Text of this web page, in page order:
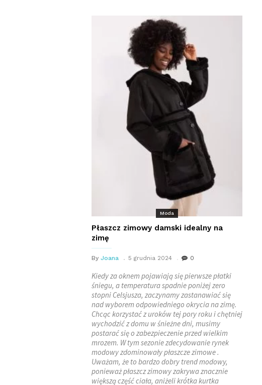
Moda
Płaszcz zimowy damski idealny na
zimę
By Joana 5 grudnia 2024 0
Kiedy za oknem pojawiają się pierwsze płatki
śniegu, a temperatura spadnie poniżej zero
stopni Celsjusza, zaczynamy zastanawiać się
nad wyborem odpowiedniego okrycia na zimę.
Chcąc korzystać z uroków tej pory roku i chętniej
wychodzić z domu w śnieżne dni, musimy
postarać się o zabezpieczenie przed wielkim
mrozem. W tym sezonie zdecydowanie rynek
modowy zdominowały płaszcze zimowe .
Uważam, że to bardzo dobry trend modowy,
ponieważ płaszcz zimowy zakrywa znacznie
większą część ciała, aniżeli krótka kurtka